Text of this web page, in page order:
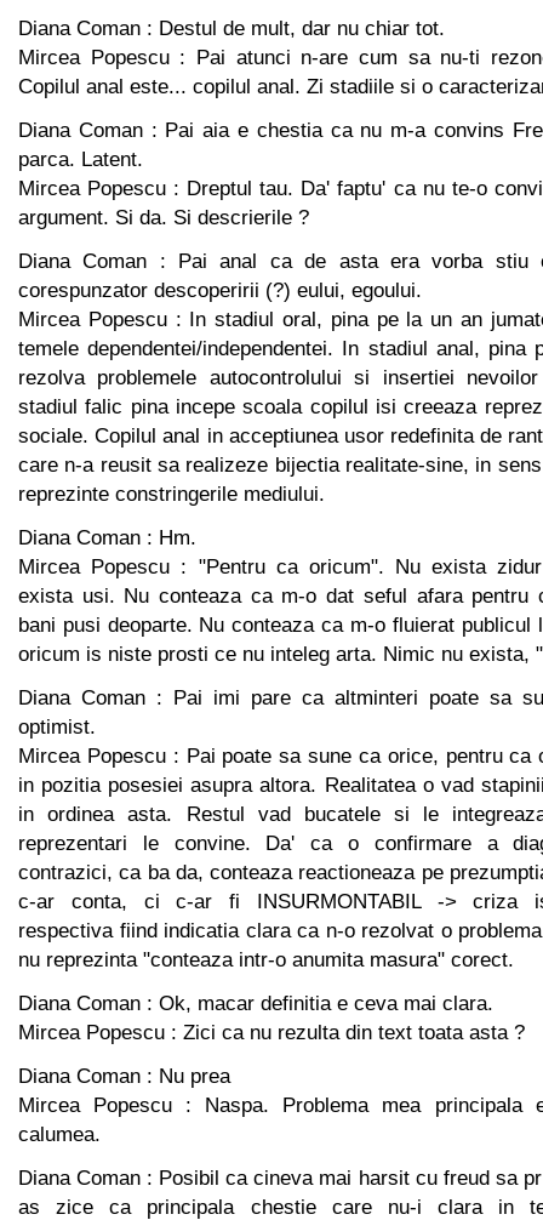
Diana Coman : Destul de mult, dar nu chiar tot.
Mircea Popescu : Pai atunci n-are cum sa nu-ti
Copilul anal este... copilul anal. Zi stadiile si o
Diana Coman : Pai aia e chestia ca nu m-a convins
parca. Latent.
Mircea Popescu : Dreptul tau. Da' faptu' ca nu te-o
argument. Si da. Si descrierile ?
Diana Coman : Pai anal ca de asta era vorba stiu
corespunzator descoperirii (?) eului, egoului.
Mircea Popescu : In stadiul oral, pina pe la un an
temele dependentei/independentei. In stadiul anal, pina
rezolva problemele autocontrolului si insertiei
stadiul falic pina incepe scoala copilul isi creeaza
sociale. Copilul anal in acceptiunea usor redefinita de
care n-a reusit sa realizeze bijectia realitate-sine, in
reprezinte constringerile mediului.
Diana Coman : Hm.
Mircea Popescu : "Pentru ca oricum". Nu exista
exista usi. Nu conteaza ca m-o dat seful afara pentru
bani pusi deoparte. Nu conteaza ca m-o fluierat publicul
oricum is niste prosti ce nu inteleg arta. Nimic nu exista,
Diana Coman : Pai imi pare ca altminteri poate sa
optimist.
Mircea Popescu : Pai poate sa sune ca orice, pentru ca
in pozitia posesiei asupra altora. Realitatea o vad
in ordinea asta. Restul vad bucatele si le
reprezentari le convine. Da' ca o confirmare a
contrazici, ca ba da, conteaza reactioneaza pe
c-ar conta, ci c-ar fi INSURMONTABIL -> criza
respectiva fiind indicatia clara ca n-o rezolvat o
nu reprezinta "conteaza intr-o anumita masura" corect.
Diana Coman : Ok, macar definitia e ceva mai clara.
Mircea Popescu : Zici ca nu rezulta din text toata asta ?
Diana Coman : Nu prea
Mircea Popescu : Naspa. Problema mea
calumea.
Diana Coman : Posibil ca cineva mai harsit cu freud sa
as zice ca principala chestie care nu-i clara in